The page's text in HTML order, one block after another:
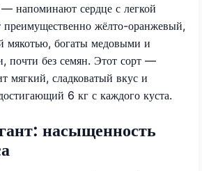
напоминают сердце с легкой
преимущественно жёлто-оранжевый,
мякотью, богаты медовыми и
почти без семян. Этот сорт —
мягкий, сладковатый вкус и
6 кг с каждого куста.
насыщенность